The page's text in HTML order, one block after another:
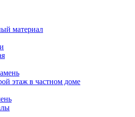
материал
этаж в частном доме